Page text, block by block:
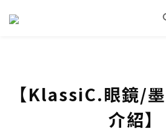
【KlassiC.眼鏡/
介紹】